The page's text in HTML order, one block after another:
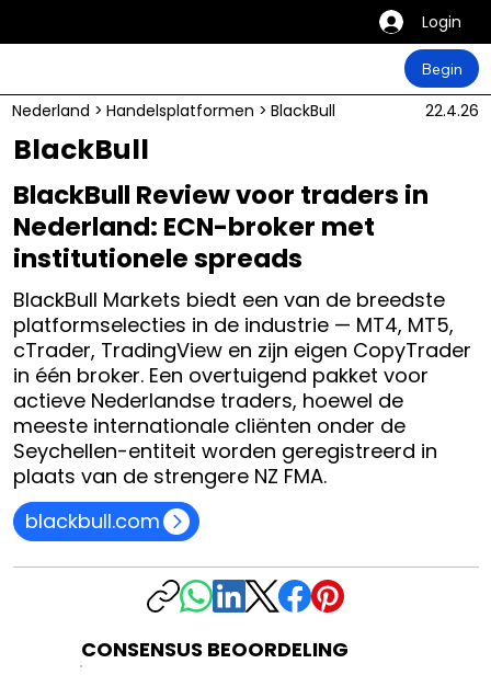
Login
Begin
Nederland > Handelsplatformen > BlackBull 22.4.26
BlackBull
BlackBull Review voor traders in
Nederland: ECN-broker met
institutionele spreads
BlackBull Markets biedt een van de breedste
platformselecties in de industrie — MT4, MT5,
cTrader, TradingView en zijn eigen CopyTrader
in één broker. Een overtuigend pakket voor
actieve Nederlandse traders, hoewel de
meeste internationale cliënten onder de
Seychellen-entiteit worden geregistreerd in
plaats van de strengere NZ FMA.
blackbull.com
CONSENSUS BEOORDELING